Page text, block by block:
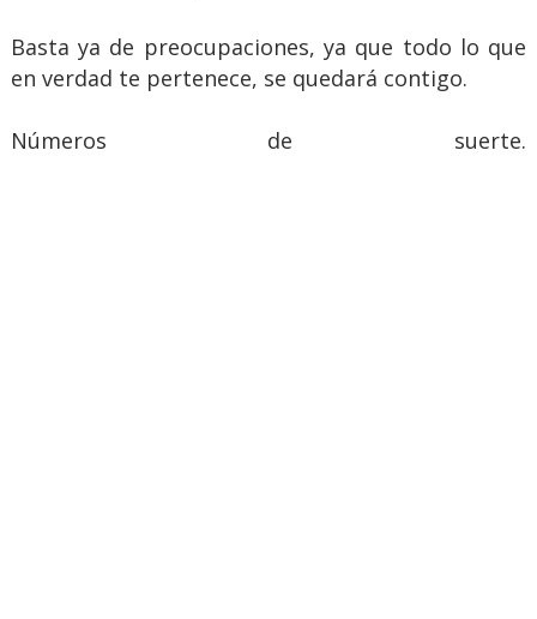
Basta ya de preocupaciones, ya que todo lo que
en verdad te pertenece, se quedará contigo.
Números de suerte.